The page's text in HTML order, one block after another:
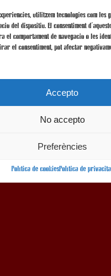
utilitzem tecnologies com les
del dispositiu. El consentiment
el comportament de navegació o les
el consentiment, pot afectar
Accepto
No accepto
Preferències
Política de cookiesPolítica de
AMB LA COL·LABORACIÓ